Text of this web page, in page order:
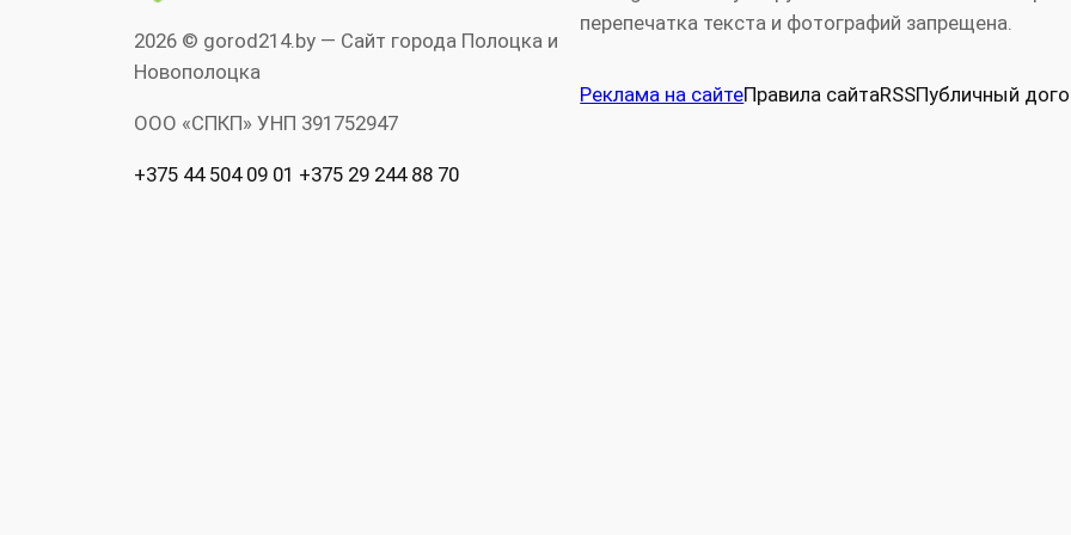
2026 © gorod214.by — Сайт города Полоцка и
Новополоцка
ООО «СПКП» УНП ‎391752947
+375 44 504 09 01 +375 29 244 88 70
перепечатка текста и фотографий запрещена.
Реклама на сайтеПравила сайтаRSSПубличный